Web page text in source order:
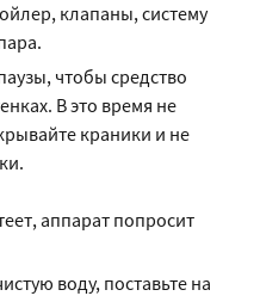
клапаны, систему
чтобы средство
В это время не
краники и не
аппарат попросит
воду, поставьте на